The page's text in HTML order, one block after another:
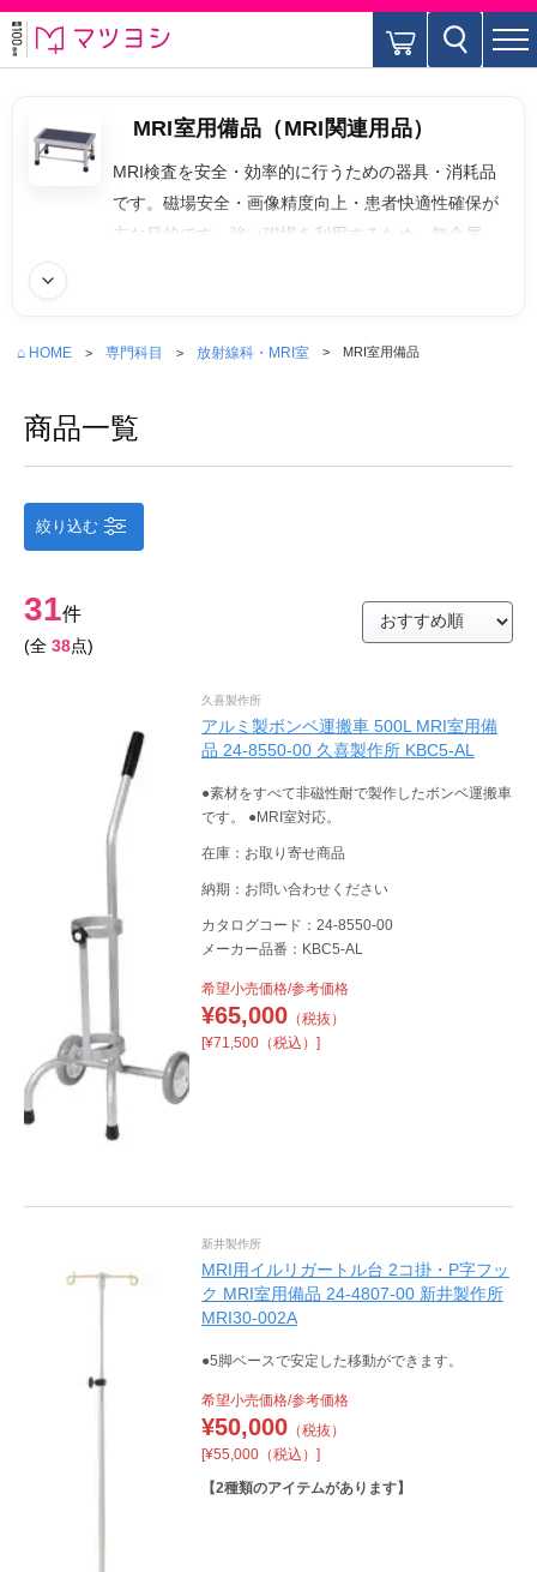
MRI室用備品（MRI関連用品）
MRI検査を安全・効率的に行うための器具・消耗品
です。磁場安全・画像精度向上・患者快適性確保が
主な目的です。強い磁場を利用するため、無金属器
ことが最大の条件です。MRI室の安全区分は4ゾーン
付・待合、Zone IIIは 管理区域、Zone IVはMRI室
続きを読む
⌂ HOME 専門科目 放射線科・MRI室 MRI室用備品
商品一覧
絞り込む
31件
(全 38点)
久喜製作所
アルミ製ボンベ運搬車 500L MRI室用備
品 24-8550-00 久喜製作所 KBC5-AL
●素材をすべて非磁性耐で製作したボンベ運搬車
です。 ●MRI室対応。
在庫：お取り寄せ商品
納期：お問い合わせください
カタログコード：24-8550-00
メーカー品番：KBC5-AL
希望小売価格/参考価格
¥65,000（税抜）
[¥71,500（税込）]
新井製作所
MRI用イルリガートル台 2コ掛・P字フッ
ク MRI室用備品 24-4807-00 新井製作所
MRI30-002A
●5脚ベースで安定した移動ができます。
希望小売価格/参考価格
¥50,000（税抜）
[¥55,000（税込）]
【2種類のアイテムがあります】